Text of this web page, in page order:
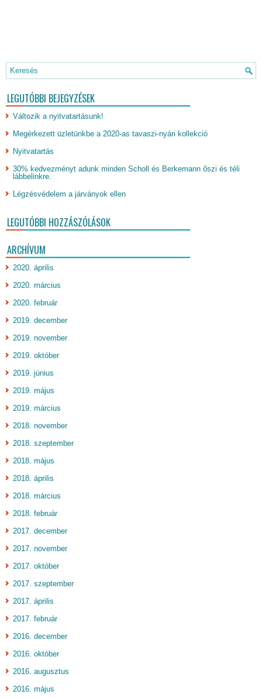
LEGUTÓBBI BEJEGYZÉSEK
Változik a nyitvatartásunk!
Megérkezett üzletünkbe a 2020-as tavaszi-nyári kollekció
Nyitvatartás
30% kedvezményt adunk minden Scholl és Berkemann őszi és téli
lábbelinkre.
Légzésvédelem a járványok ellen
LEGUTÓBBI HOZZÁSZÓLÁSOK
ARCHÍVUM
2020. április
2020. március
2020. február
2019. december
2019. november
2019. október
2019. június
2019. május
2019. március
2018. november
2018. szeptember
2018. május
2018. április
2018. március
2018. február
2017. december
2017. november
2017. október
2017. szeptember
2017. április
2017. február
2016. december
2016. október
2016. augusztus
2016. május